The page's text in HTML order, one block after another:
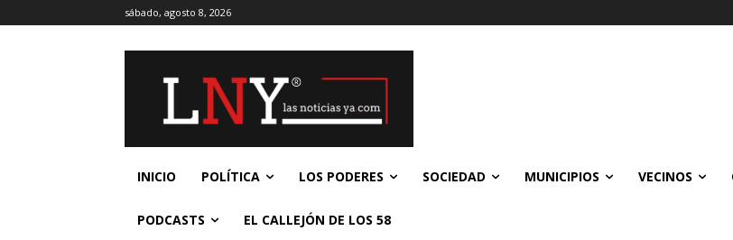
sábado, agosto 8, 2026
INICIO POLÍTICA LOS PODERES SOCIEDAD MUNICIPIOS VECINOS
PODCASTS EL CALLEJÓN DE LOS 58